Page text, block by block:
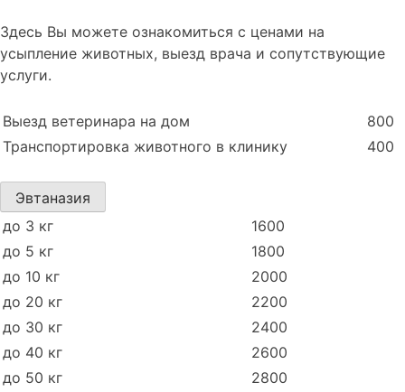
Здесь Вы можете ознакомиться с ценами на
усыпление животных, выезд врача и сопутствующие
услуги.
Выезд ветеринара на дом
800
Транспортировка животного в клинику
400
Эвтаназия
до 3 кг
1600
до 5 кг
1800
до 10 кг
2000
до 20 кг
2200
до 30 кг
2400
до 40 кг
2600
до 50 кг
2800